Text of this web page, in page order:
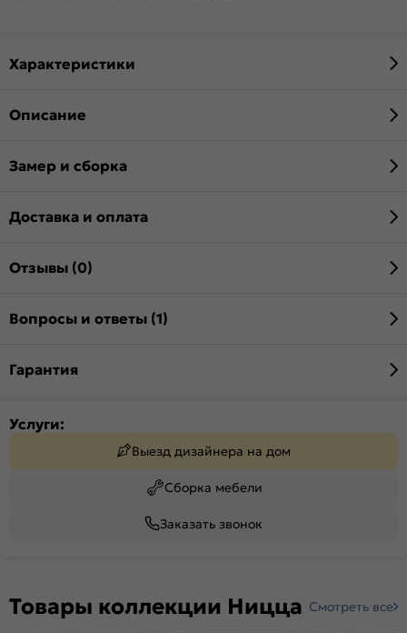
Характеристики
Описание
Замер и сборка
Доставка и оплата
Отзывы (0)
Вопросы и ответы (1)
Гарантия
Услуги:
Выезд дизайнера на дом
Сборка мебели
Заказать звонок
Товары коллекции Ницца Смотреть все